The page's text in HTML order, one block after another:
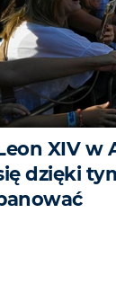
XIV w
dzięki